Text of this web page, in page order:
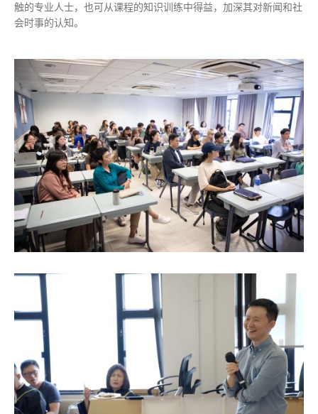
触的专业人士，也可从课程的知识训练中得益，加深其对新闻和社
会时事的认知。